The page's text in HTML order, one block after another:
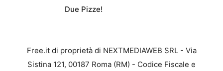
Due Pizze!
Free.it di proprietà di NEXTMEDIAWEB SRL - Via
Sistina 121, 00187 Roma (RM) - Codice Fiscale e